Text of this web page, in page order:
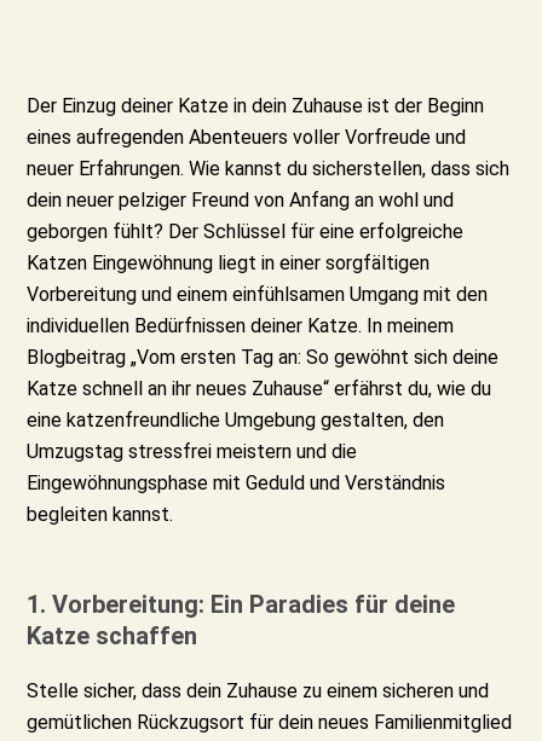
Der Einzug deiner Katze in dein Zuhause ist der Beginn
eines aufregenden Abenteuers voller Vorfreude und
neuer Erfahrungen. Wie kannst du sicherstellen, dass sich
dein neuer pelziger Freund von Anfang an wohl und
geborgen fühlt? Der Schlüssel für eine erfolgreiche
Katzen Eingewöhnung liegt in einer sorgfältigen
Vorbereitung und einem einfühlsamen Umgang mit den
individuellen Bedürfnissen deiner Katze. In meinem
Blogbeitrag „Vom ersten Tag an: So gewöhnt sich deine
Katze schnell an ihr neues Zuhause“ erfährst du, wie du
eine katzenfreundliche Umgebung gestalten, den
Umzugstag stressfrei meistern und die
Eingewöhnungsphase mit Geduld und Verständnis
begleiten kannst.
1. Vorbereitung: Ein Paradies für deine
Katze schaffen
Stelle sicher, dass dein Zuhause zu einem sicheren und
gemütlichen Rückzugsort für dein neues Familienmitglied